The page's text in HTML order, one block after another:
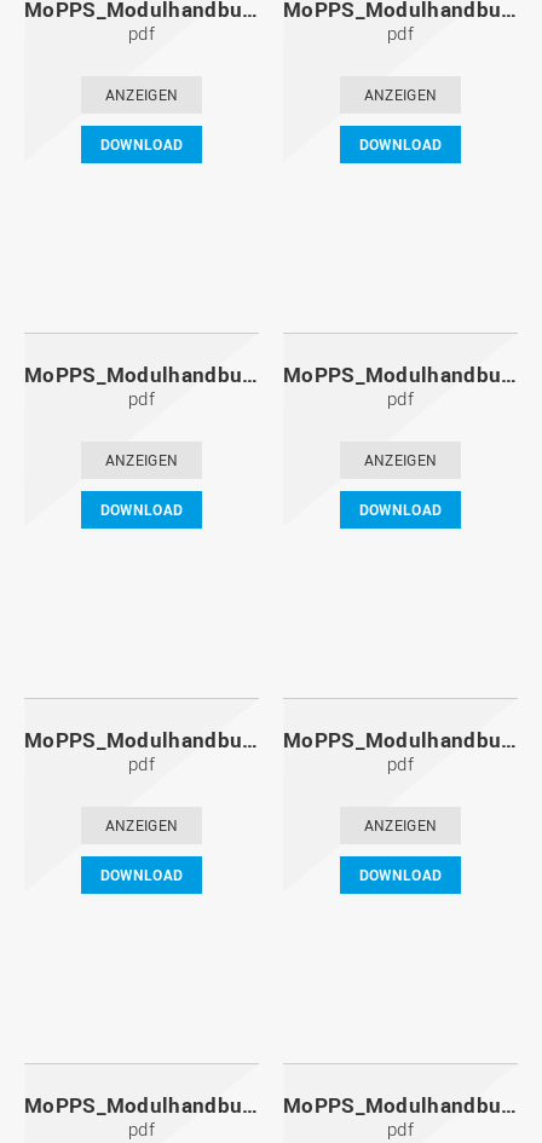
MoPPS_Modulhandbuch_20131201.pdf
pdf
ANZEIGEN
DOWNLOAD
MoPPS_Modulhandbuch_20130601.pdf
pdf
ANZEIGEN
DOWNLOAD
MoPPS_Modulhandbuch_20121201.pdf
pdf
ANZEIGEN
DOWNLOAD
MoPPS_Modulhandbuch_20120601.pdf
pdf
ANZEIGEN
DOWNLOAD
MoPPS_Modulhandbuch_20111201.pdf
pdf
ANZEIGEN
DOWNLOAD
MoPPS_Modulhandbuch_20110601.pdf
pdf
ANZEIGEN
DOWNLOAD
MoPPS_Modulhandbuch_20101201.pdf
pdf
MoPPS_Modulhandbuch_20100601.pdf
pdf